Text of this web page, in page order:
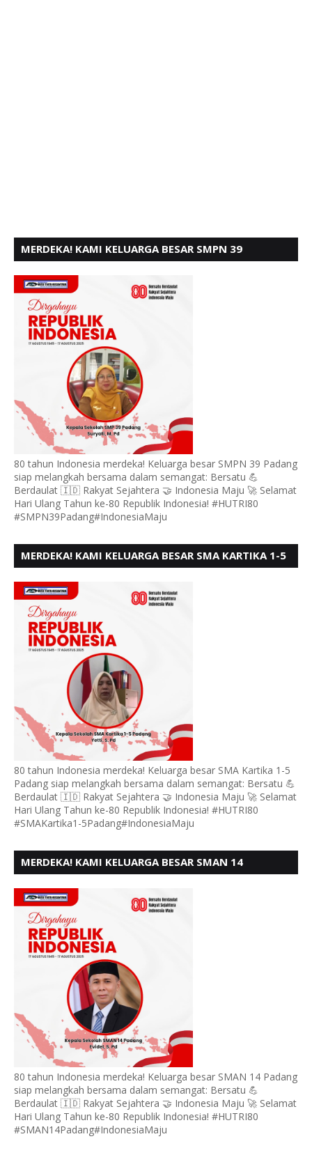
MERDEKA! KAMI KELUARGA BESAR SMPN 39
80 tahun Indonesia merdeka! Keluarga besar SMPN 39 Padang
siap melangkah bersama dalam semangat: Bersatu 💪
Berdaulat 🇮🇩 Rakyat Sejahtera 🤝 Indonesia Maju 🚀 Selamat
Hari Ulang Tahun ke-80 Republik Indonesia! #HUTRI80
#SMPN39Padang#IndonesiaMaju
MERDEKA! KAMI KELUARGA BESAR SMA KARTIKA 1-5
BERSATU BERD
80 tahun Indonesia merdeka! Keluarga besar SMA Kartika 1-5
Padang siap melangkah bersama dalam semangat: Bersatu 💪
Berdaulat 🇮🇩 Rakyat Sejahtera 🤝 Indonesia Maju 🚀 Selamat
Hari Ulang Tahun ke-80 Republik Indonesia! #HUTRI80
#SMAKartika1-5Padang#IndonesiaMaju
MERDEKA! KAMI KELUARGA BESAR SMAN 14
80 tahun Indonesia merdeka! Keluarga besar SMAN 14 Padang
siap melangkah bersama dalam semangat: Bersatu 💪
Berdaulat 🇮🇩 Rakyat Sejahtera 🤝 Indonesia Maju 🚀 Selamat
Hari Ulang Tahun ke-80 Republik Indonesia! #HUTRI80
#SMAN14Padang#IndonesiaMaju